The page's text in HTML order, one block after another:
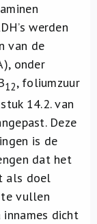
werden
van de
onder
12, foliumzuur
14.2. van
Deze
is de
dat het
als doel
vullen
dicht